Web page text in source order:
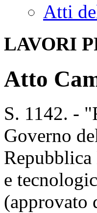
Atti
LAVORI
Atto
S. 1142. -
Governo
e
(approvato